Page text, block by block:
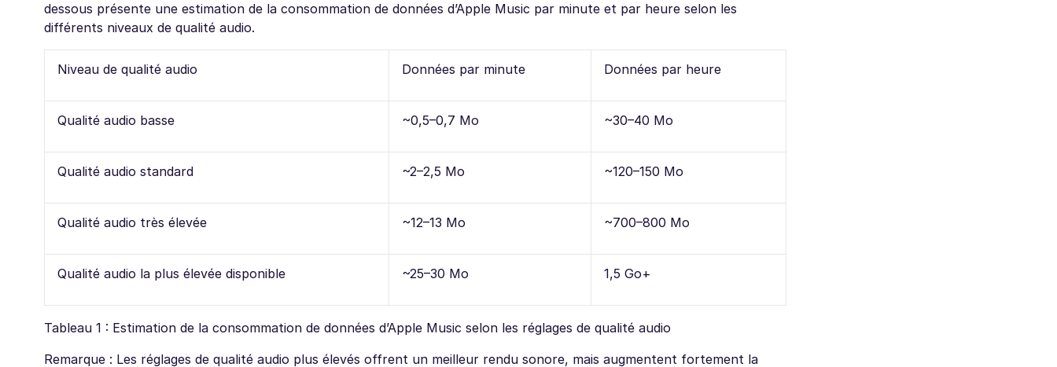
dessous présente une estimation de la consommation de données d’Apple Music par minute et par heure selon les
différents niveaux de qualité audio.
Niveau de qualité audio Données par minute Données par heure
Qualité audio basse ~0,5–0,7 Mo ~30–40 Mo
Qualité audio standard ~2–2,5 Mo ~120–150 Mo
Qualité audio très élevée ~12–13 Mo ~700–800 Mo
Qualité audio la plus élevée disponible ~25–30 Mo 1,5 Go+
Tableau 1 : Estimation de la consommation de données d’Apple Music selon les réglages de qualité audio
Remarque : Les réglages de qualité audio plus élevés offrent un meilleur rendu sonore, mais augmentent fortement la